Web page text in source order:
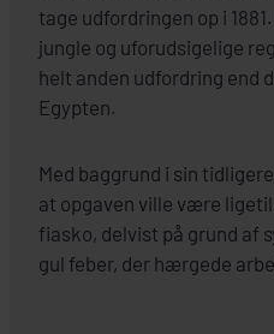
tage udfordringen op i
jungle og uforudsigelige
helt anden udfordring end
Egypten.
Med baggrund i sin
at opgaven ville være
fiasko, delvist på grund af
gul feber, der hærgede